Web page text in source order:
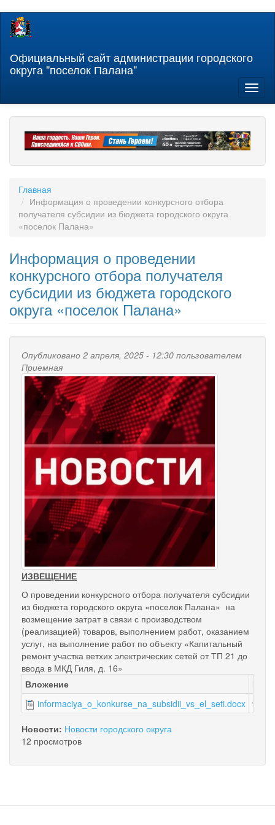
Перейти
содержанию
Официальный сайт администрации городского
округа "поселок Палана"
Главная
Информация о проведении конкурсного отбора
получателя субсидии из бюджета городского округа
«поселок Палана»
Информация о проведении
конкурсного отбора получателя
субсидии из бюджета городского
округа «поселок Палана»
Опубликовано 2 апреля, 2025 - 12:30 пользователем
Приемная
ИЗВЕЩЕНИЕ
О проведении конкурсного отбора получателя субсидии
из бюджета городского округа «поселок Палана» на
возмещение затрат в связи с производством
(реализацией) товаров, выполнением работ, оказанием
услуг, на выполнение работ по объекту «Капитальный
ремонт участка ветхих электрических сетей от ТП 21 до
ввода в МКД Гиля, д. 16»
Вложение
informaciya_o_konkurse_na_subsidii_vs_el_seti.docx
Новости: Новости городского округа
12 просмотров